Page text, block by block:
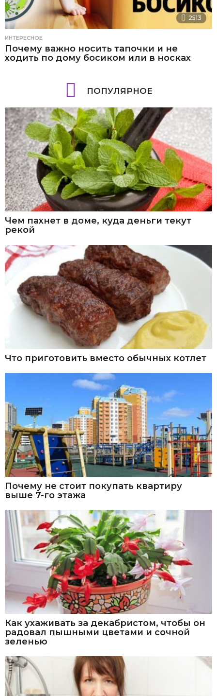
2513
ИНТЕРЕСНОЕ
Почему важно носить тапочки и не
ходить по дому босиком или в носках
ПОПУЛЯРНОЕ
Чем пахнет в доме, куда деньги текут
рекой
Что приготовить вместо обычных котлет
Почему не стоит покупать квартиру
выше 7-го этажа
Как ухаживать за декабристом, чтобы он
радовал пышными цветами и сочной
зеленью